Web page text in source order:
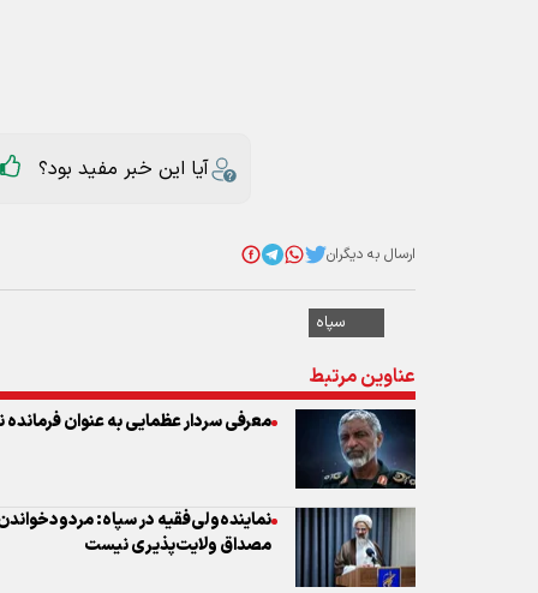
معرفی سردار عظمایی به عنوان فرمانده
مصداق ولایت‌پذیری نیست
سردار وحیدی: دشمنان دیدن تسلیم شدن